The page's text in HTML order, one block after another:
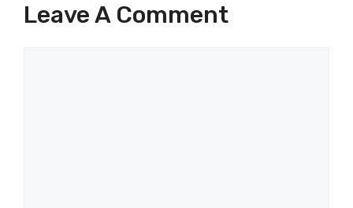
Leave A Comment